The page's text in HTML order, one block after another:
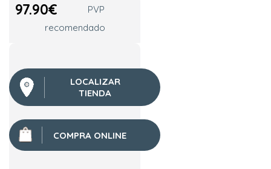
97.90€
PVP
recomendado
LOCALIZAR
TIENDA
COMPRA ONLINE